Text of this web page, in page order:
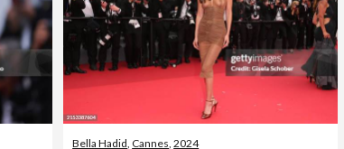
Bella Hadid, Cannes,2024